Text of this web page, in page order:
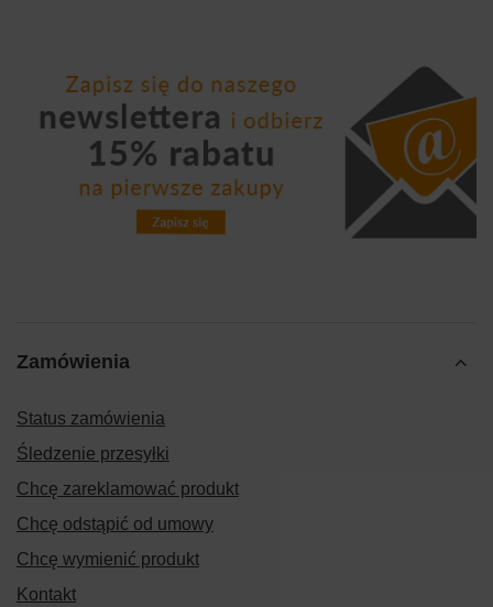
Zamówienia
Status zamówienia
Śledzenie przesyłki
Chcę zareklamować produkt
Chcę odstąpić od umowy
Chcę wymienić produkt
Kontakt